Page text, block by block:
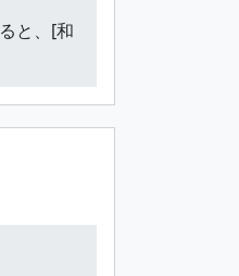
と、[和